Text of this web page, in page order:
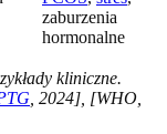
zaburzenia
hormonalne
kliniczne.
, 2024], [WHO,